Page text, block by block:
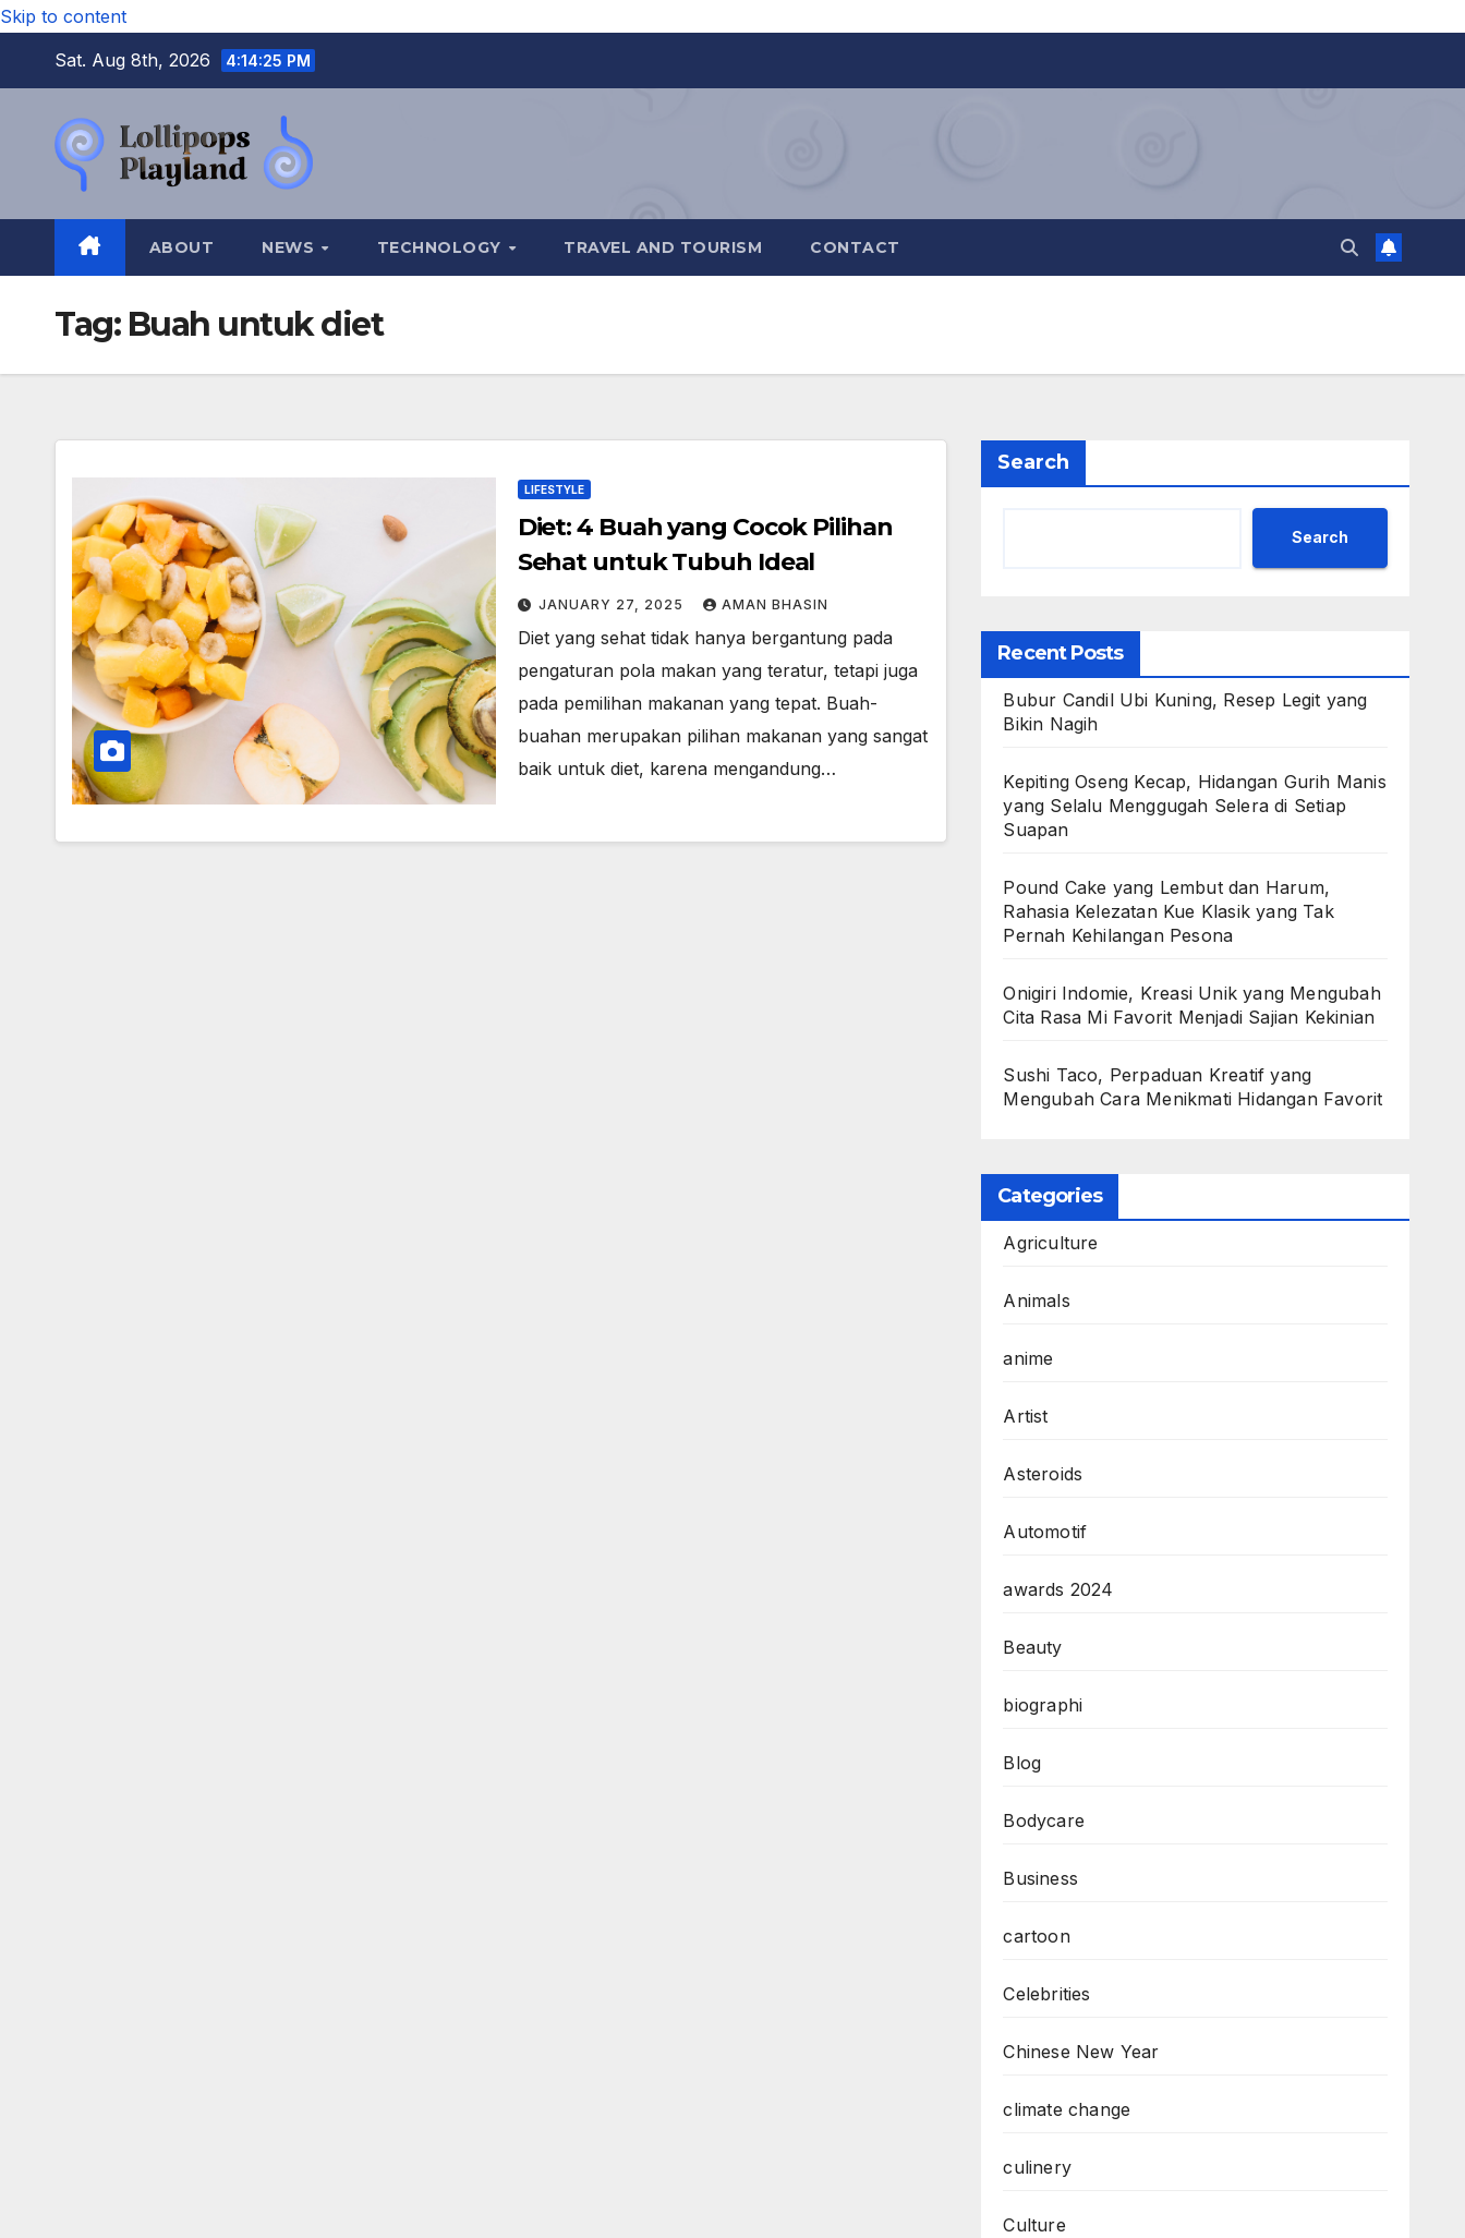
Skip to content
Sat. Aug 8th, 2026
4:14:26 PM
ABOUT NEWS TECHNOLOGY TRAVEL AND TOURISM CONTACT
Tag: Buah untuk diet
LIFESTYLE
Diet: 4 Buah yang Cocok Pilihan
Sehat untuk Tubuh Ideal
JANUARY 27, 2025 AMAN BHASIN
Diet yang sehat tidak hanya bergantung pada
pengaturan pola makan yang teratur, tetapi juga
pada pemilihan makanan yang tepat. Buah-
buahan merupakan pilihan makanan yang sangat
baik untuk diet, karena mengandung…
Search
Search
Recent Posts
Bubur Candil Ubi Kuning, Resep Legit yang
Bikin Nagih
Kepiting Oseng Kecap, Hidangan Gurih Manis
yang Selalu Menggugah Selera di Setiap
Suapan
Pound Cake yang Lembut dan Harum,
Rahasia Kelezatan Kue Klasik yang Tak
Pernah Kehilangan Pesona
Onigiri Indomie, Kreasi Unik yang Mengubah
Cita Rasa Mi Favorit Menjadi Sajian Kekinian
Sushi Taco, Perpaduan Kreatif yang
Mengubah Cara Menikmati Hidangan Favorit
Categories
Agriculture
Animals
anime
Artist
Asteroids
Automotif
awards 2024
Beauty
biographi
Blog
Bodycare
Business
cartoon
Celebrities
Chinese New Year
climate change
culinery
Culture